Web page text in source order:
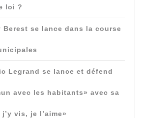
loi ?
Berest se lance dans la course
Legrand se lance et défend
avec les habitants» avec sa
vis, je l’aime»